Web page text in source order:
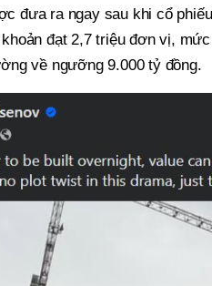
đưa ra ngay sau khi cổ
đạt 2,7 triệu đơn vị,
về ngưỡng 9.000 tỷ đồng.